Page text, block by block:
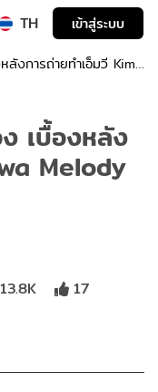
TH
เข้าสู่ระบบ
ลังการถ่ายทำเอ็มวี Kimi
เบื้องหลัง
Melody
13.8K 17